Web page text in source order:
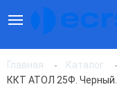
Главная Каталог
ККТ АТОЛ 25Ф. Черный.